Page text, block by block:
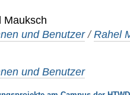
Mauksch
und Benutzer /Rahel
und Benutzer